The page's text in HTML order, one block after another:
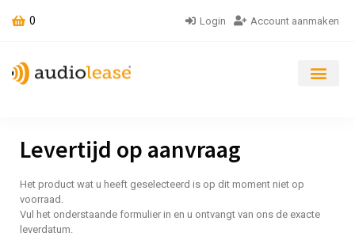
0 Login Account aanmaken
Levertijd op aanvraag
Het product wat u heeft geselecteerd is op dit moment niet op
voorraad.
Vul het onderstaande formulier in en u ontvangt van ons de exacte
leverdatum.